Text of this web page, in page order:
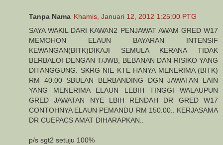
Tanpa Nama Khamis, Januari 12, 2012 1:25:00 PTG
SAYA WAKIL DARI KAWAN2 PENJAWAT AWAM GRED W17
MEMOHON ELAUN BAYARAN INTENSIF
KEWANGAN(BITK)DIKAJI SEMULA KERANA TIDAK
BERBALOI DENGAN T/JWB, BEBANAN DAN RISIKO YANG
DITANGGUNG. SKRG NIE KTE HANYA MENERIMA (BITK)
RM 40.00 SBULAN BERBANDING DGN JAWATAN LAIN
YANG MENERIMA ELAUN LEBIH TINGGI WALAUPUN
GRED JAWATAN NYE LBIH RENDAH DR GRED W17
CONTOHNYA ELAUN PEMANDU RM 150.00.. KERJASAMA
DR CUEPACS AMAT DIHARAPKAN..
p/s sgt2 setuju 100%